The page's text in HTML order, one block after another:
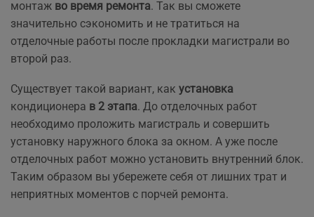
монтаж во время ремонта. Так вы сможете
значительно сэкономить и не тратиться на
отделочные работы после прокладки магистрали во
второй раз.
Существует такой вариант, как установка
кондиционера в 2 этапа. До отделочных работ
необходимо проложить магистраль и совершить
установку наружного блока за окном. А уже после
отделочных работ можно установить внутренний блок.
Таким образом вы убережете себя от лишних трат и
неприятных моментов с порчей ремонта.